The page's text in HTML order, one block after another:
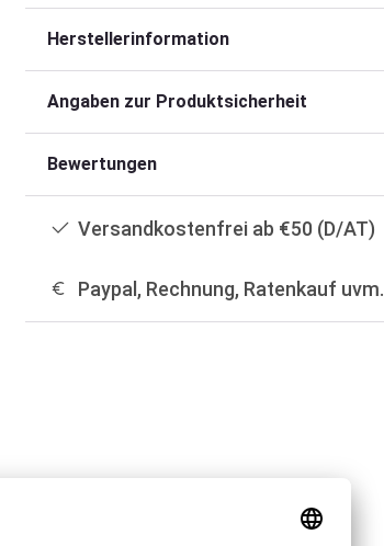
Herstellerinformation
Angaben zur Produktsicherheit
Bewertungen
Versandkostenfrei ab €50 (D/AT)
Paypal, Rechnung, Ratenkauf uvm.